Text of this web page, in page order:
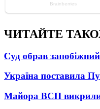
ЧИТАЙТЕ
Суд обрав
Україна поставила
Майора ВСП викрили